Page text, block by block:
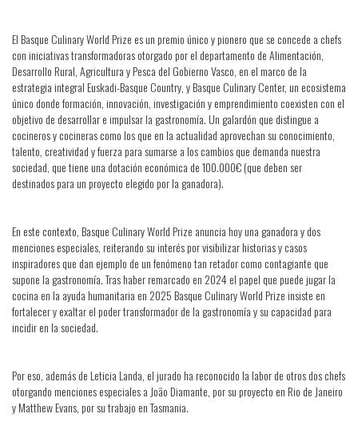
El Basque Culinary World Prize es un premio único y pionero que se concede a chefs
con iniciativas transformadoras otorgado por el departamento de Alimentación,
Desarrollo Rural, Agricultura y Pesca del Gobierno Vasco, en el marco de la
estrategia integral Euskadi-Basque Country, y Basque Culinary Center, un ecosistema
único donde formación, innovación, investigación y emprendimiento coexisten con el
objetivo de desarrollar e impulsar la gastronomía. Un galardón que distingue a
cocineros y cocineras como los que en la actualidad aprovechan su conocimiento,
talento, creatividad y fuerza para sumarse a los cambios que demanda nuestra
sociedad, que tiene una dotación económica de 100.000€ (que deben ser
destinados para un proyecto elegido por la ganadora).
En este contexto, Basque Culinary World Prize anuncia hoy una ganadora y dos
menciones especiales, reiterando su interés por visibilizar historias y casos
inspiradores que dan ejemplo de un fenómeno tan retador como contagiante que
supone la gastronomía. Tras haber remarcado en 2024 el papel que puede jugar la
cocina en la ayuda humanitaria en 2025 Basque Culinary World Prize insiste en
fortalecer y exaltar el poder transformador de la gastronomía y su capacidad para
incidir en la sociedad.
Por eso, además de Leticia Landa, el jurado ha reconocido la labor de otros dos chefs
otorgando menciones especiales a João Diamante, por su proyecto en Rio de Janeiro
y Matthew Evans, por su trabajo en Tasmania.